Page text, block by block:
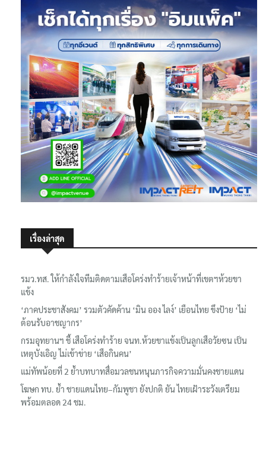
เรื่องล่าสุด
รมว.ทส. ให้กำลังใจทีมติดตามเสือโคร่งทำร้ายเจ้าหน้าที่เขตฯห้วยขา
แข้ง
‘ภาคประชาสังคม’ รวมตัวคัดค้าน ‘มิน ออง ไลง์’ เยือนไทย ขึงป้าย ‘ไม่
ต้อนรับอาชญากร’
กรมอุทยานฯ ชี้ เสือโคร่งทำร้าย จนท.ห้วยขาแข้งเป็นลูกเสือวัยซน เป็น
เหตุบังเอิญ ไม่เข้าข่าย ‘เสือกินคน’
แม่ทัพน้อยที่ 2 ย้ำบทบาทสื่อมวลชนหนุนภารกิจความมั่นคงชายแดน
โฆษก ทบ. ย้ำ ชายแดนไทย–กัมพูชา ยังปกติ ยัน ไทยเฝ้าระวังเตรียม
พร้อมตลอด 24 ชม.